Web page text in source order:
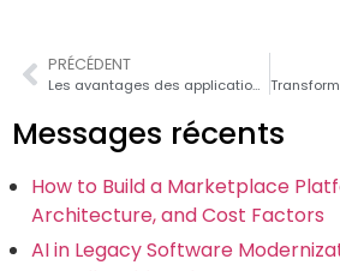
PRÉCÉDENT
Les avantages des applications de RV et de RA pour les entreprises en 2026
Messages récents
How to Build a Marketplace
Architecture, and Cost Factors
AI in Legacy Software